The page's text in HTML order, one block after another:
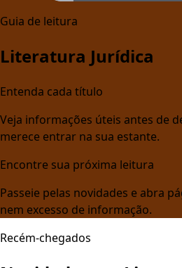
Guia de leitura
Literatura Jurídica
Entenda cada título
Veja informações úteis antes de
merece entrar na sua estante.
Encontre sua próxima leitura
Passeie pelas novidades e abra
nem excesso de informação.
Recém-chegados